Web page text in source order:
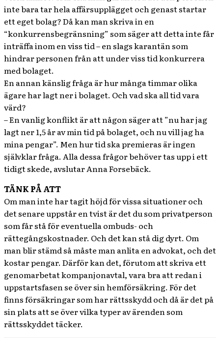
inte bara tar hela affärsupplägget och genast startar
ett eget bolag? Då kan man skriva in en
“konkurrensbegränsning” som säger att detta inte får
inträffa inom en viss tid – en slags karantän som
hindrar personen från att under viss tid konkurrera
med bolaget.
En annan känslig fråga är hur många timmar olika
ägare har lagt ner i bolaget. Och vad ska all tid vara
värd?
– En vanlig konflikt är att någon säger att ”nu har jag
lagt ner 1,5 år av min tid på bolaget, och nu vill jag ha
mina pengar”. Men hur tid ska premieras är ingen
självklar fråga. Alla dessa frågor behöver tas upp i ett
tidigt skede, avslutar Anna Forsebäck.
TÄNK PÅ ATT
Om man inte har tagit höjd för vissa situationer och
det senare uppstår en tvist är det du som privatperson
som får stå för eventuella ombuds- och
rättegångskostnader. Och det kan stå dig dyrt. Om
man blir stämd så måste man anlita en advokat, och det
kostar pengar. Därför kan det, förutom att skriva ett
genomarbetat kompanjonavtal, vara bra att redan i
uppstartsfasen se över sin hemförsäkring. För det
finns försäkringar som har rättsskydd och då är det på
sin plats att se över vilka typer av ärenden som
rättsskyddet täcker.